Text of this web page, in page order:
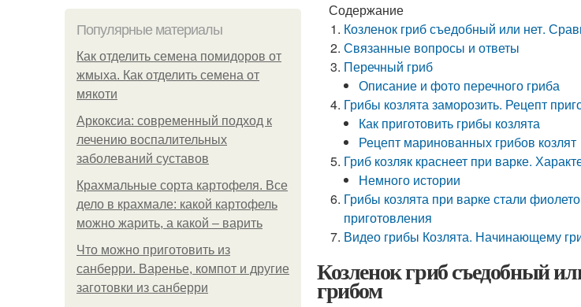
Популярные материалы
Как отделить семена помидоров от
жмыха. Как отделить семена от
мякоти
Аркоксиа: современный подход к
лечению воспалительных
заболеваний суставов
Крахмальные сорта картофеля. Все
дело в крахмале: какой картофель
можно жарить, а какой – варить
Что можно приготовить из
санберри. Варенье, компот и другие
заготовки из санберри
Содержание
Козленок гриб съедобный или нет.
Связанные вопросы и ответы
Перечный гриб
Описание и фото перечного гриба
Грибы козлята заморозить. Рецепт
Как приготовить грибы козлята
Рецепт маринованных грибов козлят
Гриб козляк краснеет при варке.
Немного истории
Грибы козлята при варке стали
приготовления
Видео грибы Козлята. Начинающему
Козленок гриб съедобный
грибом